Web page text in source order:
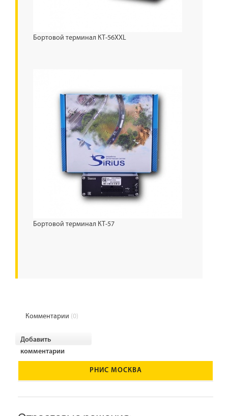
Бортовой терминал КТ-56XXL
Бортовой терминал КТ-57
Комментарии (0)
Добавить
комментарии
РНИС МОСКВА